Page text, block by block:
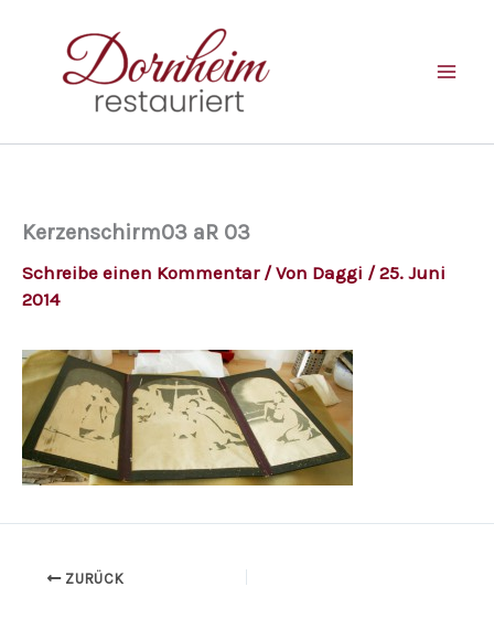
springen
Kerzenschirm03 aR 03
Schreibe einen Kommentar / Von Daggi /25. Juni
2014
ZURÜCK